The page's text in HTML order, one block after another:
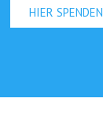
HIER SPENDEN